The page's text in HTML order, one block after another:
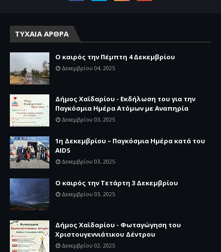
ΤΥΧΑΙΑ ΑΡΘΡΑ
Ο καιρός την Πέμπτη 4 Δεκεμβρίου
Δεκεμβρίου 04, 2025
Δήμος Χαϊδαρίου - Εκδήλωση του για την
Παγκόσμια Ημέρα Ατόμων με Αναπηρία
Δεκεμβρίου 03, 2025
1η Δεκεμβρίου – Παγκόσμια Ημέρα κατά του
AIDS
Δεκεμβρίου 03, 2025
Ο καιρός την Τετάρτη 3 Δεκεμβρίου
Δεκεμβρίου 03, 2025
Δήμος Χαϊδαρίου - Φωταγώγηση του
Χριστουγεννιάτικου Δέντρου
Δεκεμβρίου 02, 2025